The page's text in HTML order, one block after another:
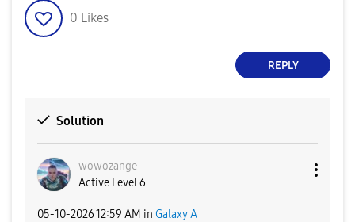
0 Likes
REPLY
Solution
wowozange
Active Level 6
‎05-10-202612:59 AM in Galaxy A